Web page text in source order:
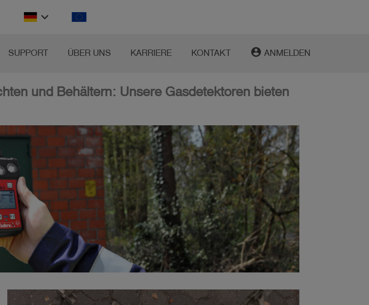
keyboard_arrow_down
SUPPORT ÜBER UNS KARRIERE KONTAKT account_circle ANMELDEN
und Behältern: Unsere Gasdetektoren bieten